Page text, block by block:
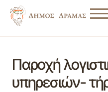
Παροχή
υπηρεσιών-